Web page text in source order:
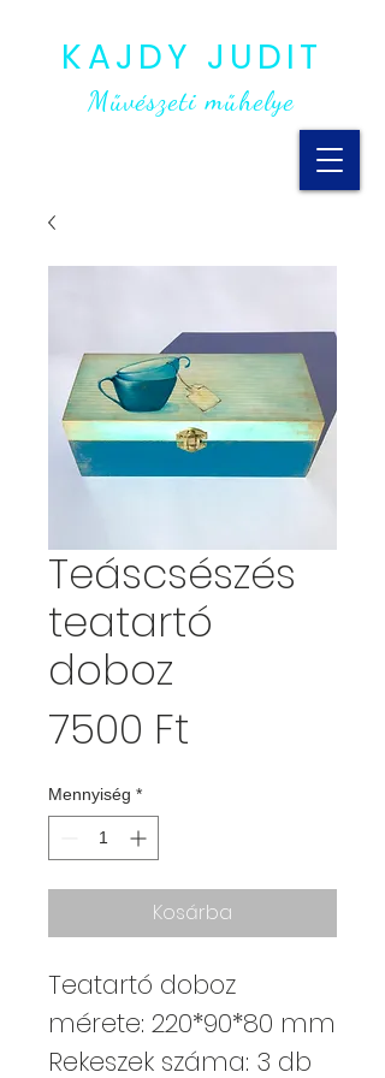
KAJDY JUDIT
Művészeti műhelye
Teáscsészés
teatartó
doboz
7500 Ft
Mennyiség *
Kosárba
Teatartó doboz
mérete: 220*90*80 mm
Rekeszek száma: 3 db